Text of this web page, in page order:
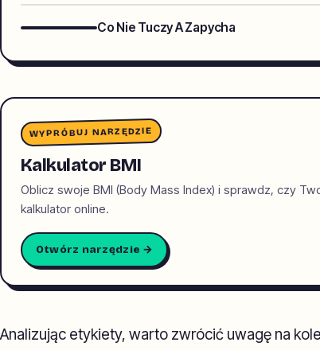
Co Nie Tuczy A Zapycha
WYPRÓBUJ NARZĘDZIE
Kalkulator BMI
Oblicz swoje BMI (Body Mass Index) i sprawdz, czy
kalkulator online.
Otwórz narzędzie →
Analizując etykiety, warto zwrócić uwagę na